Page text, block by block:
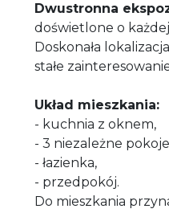
​Dwustronna
doświetlone o
​Doskonała
stałe
Układ mieszkania:
- kuchnia z oknem,
- 3 niezależne
- łazienka,
- przedpokój.
Do mieszkania